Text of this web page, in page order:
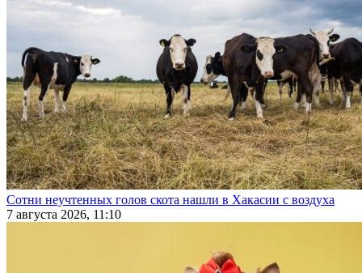
Сотни неучтенных голов скота нашли в Хакасии с воздуха
7 августа 2026, 11:10